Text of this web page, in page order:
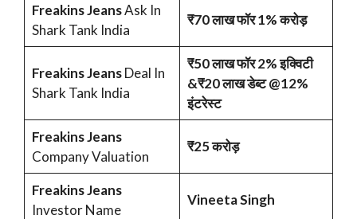
Freakins JeansAsk In
Shark Tank India
₹70 लाख फॉर 1% करोड़
Freakins JeansDeal In
Shark Tank India
₹50 लाख फॉर 2% इक्विटी
&₹20 लाख डेब्ट @12%
इंटरेस्ट
Freakins Jeans
Company Valuation
₹25 करोड़
Freakins Jeans
Investor Name
Vineeta Singh